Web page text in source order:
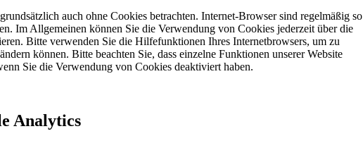
auch ohne Cookies betrachten. Internet-Browser sind regelmäßig so
Im Allgemeinen können Sie die Verwendung von Cookies jederzeit über die
Bitte verwenden Sie die Hilfefunktionen Ihres Internetbrowsers, um zu
können. Bitte beachten Sie, dass einzelne Funktionen unserer Website
Sie die Verwendung von Cookies deaktiviert haben.
Analytics